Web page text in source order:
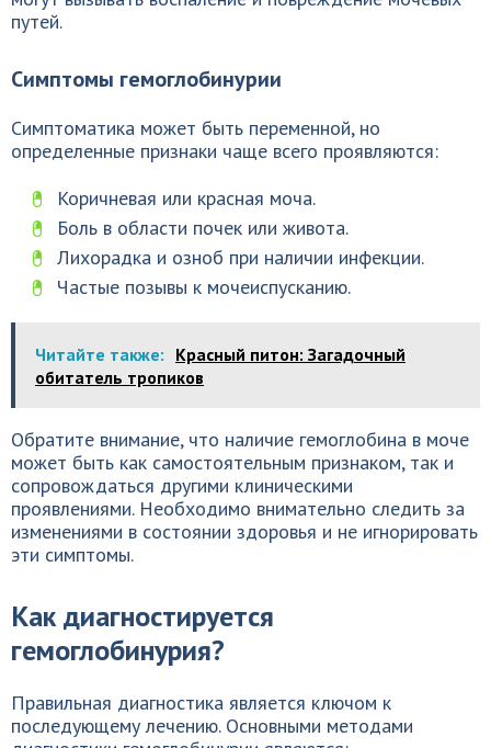
путей.
Симптомы гемоглобинурии
Симптоматика может быть переменной, но
определенные признаки чаще всего проявляются:
Коричневая или красная моча.
Боль в области почек или живота.
Лихорадка и озноб при наличии инфекции.
Частые позывы к мочеиспусканию.
Читайте также: Красный питон: Загадочный
обитатель тропиков
Обратите внимание, что наличие гемоглобина в моче
может быть как самостоятельным признаком, так и
сопровождаться другими клиническими
проявлениями. Необходимо внимательно следить за
изменениями в состоянии здоровья и не игнорировать
эти симптомы.
Как диагностируется
гемоглобинурия?
Правильная диагностика является ключом к
последующему лечению. Основными методами